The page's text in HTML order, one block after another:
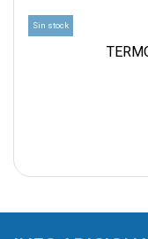
Sin stock